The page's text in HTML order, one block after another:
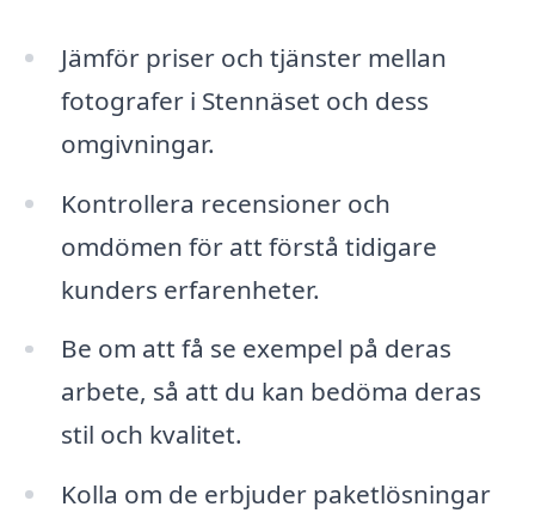
Jämför priser och tjänster mellan
fotografer i Stennäset och dess
omgivningar.
Kontrollera recensioner och
omdömen för att förstå tidigare
kunders erfarenheter.
Be om att få se exempel på deras
arbete, så att du kan bedöma deras
stil och kvalitet.
Kolla om de erbjuder paketlösningar